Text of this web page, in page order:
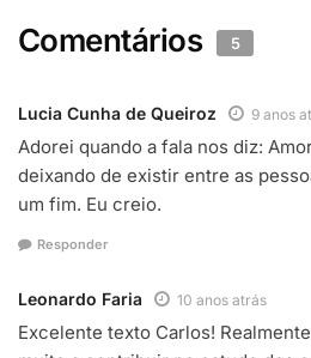
Comentários 5
Lucia Cunha de Queiroz 9 anos
Adorei quando a fala nos diz:
deixando de existir entre as
um fim. Eu creio.
Responder
Leonardo Faria 10 anos atrás
Excelente texto Carlos!